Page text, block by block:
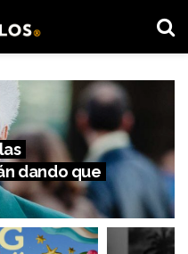
dando que